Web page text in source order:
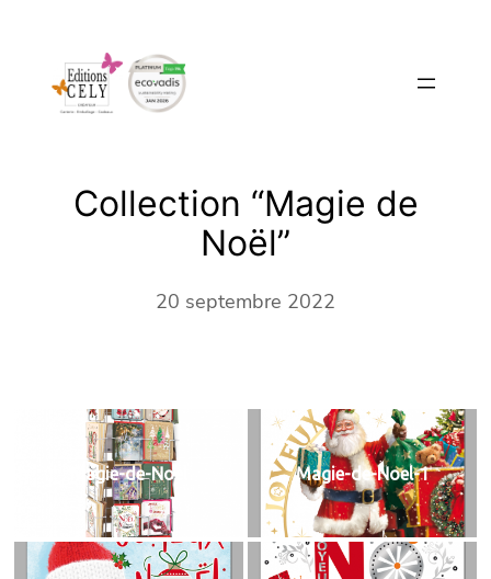
contenu
Collection “Magie de
Noël”
20 septembre 2022
Magie-de-Noel Magie-de-Noel-1